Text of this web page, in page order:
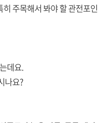
주목해서 봐야 할 관전포인
데요.
나요?